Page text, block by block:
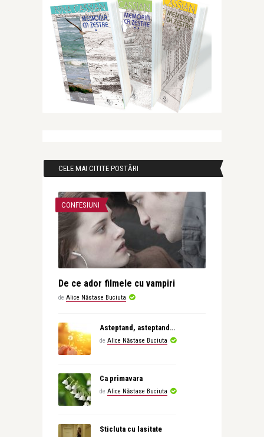
CELE MAI CITITE POSTĂRI
CONFESIUNI
De ce ador filmele cu vampiri
de Alice Năstase Buciuta
Asteptand, asteptand…
de Alice Năstase Buciuta
Ca primavara
de Alice Năstase Buciuta
Sticluta cu lasitate